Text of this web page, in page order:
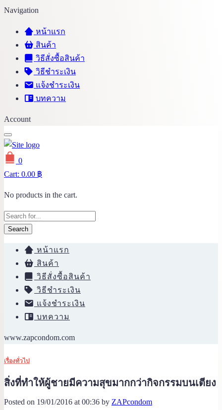
Navigation
หน้าแรก
สินค้า
วิธีสั่งซื้อสินค้า
วิธีชำระเงิน
แจ้งชำระเงิน
บทความ
Account
0
Cart: 0.00 ฿
No products in the cart.
Search
หน้าแรก
สินค้า
วิธีสั่งซื้อสินค้า
วิธีชำระเงิน
แจ้งชำระเงิน
บทความ
www.zapcondom.com
เรื่องทั่วไป
สิ่งที่ทำให้ผู้ชายมีความสุขมากกว่ากิจกรรมบนเตียง
Posted on 19/01/2016 at 00:36 by ZAPcondom